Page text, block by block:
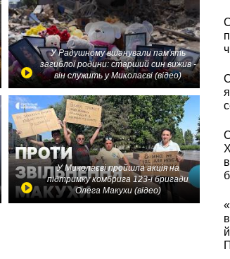
У Радушному вшанували пам'ять
загиблої родини: старший син вижив -
він служить у Миколаєві (відео)
У Миколаєві пройшла акція на
підтримку комбрига 123-ї бригади
Олега Макухи (відео)